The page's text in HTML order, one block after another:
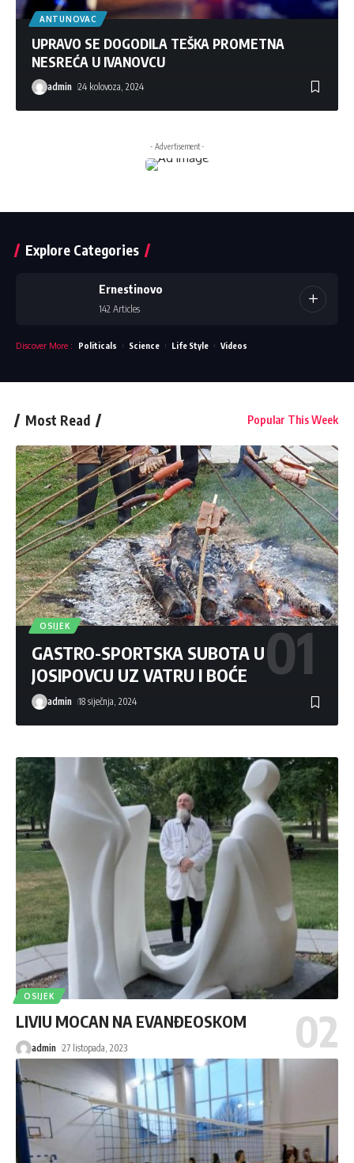
ANTUNOVAC
UPRAVO SE DOGODILA TEŠKA PROMETNA
NESREĆA U IVANOVCU
admin 24 kolovoza, 2024
- Advertisement -
Explore Categories
Ernestinovo
142 Articles
Discover More : Politicals Science Life Style Videos
Most Read Popular This Week
OSIJEK
GASTRO-SPORTSKA SUBOTA U
JOSIPOVCU UZ VATRU I BOĆE
admin 18 siječnja, 2024
OSIJEK
LIVIU MOCAN NA EVANĐEOSKOM
admin 27 listopada, 2023